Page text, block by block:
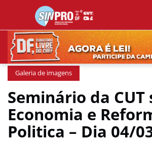
Galeria de imagens
Seminário da CUT
Economia e
Politica – Dia 04/